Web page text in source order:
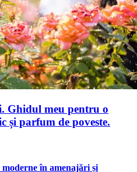
Ghidul meu pentru o
și parfum de poveste.
în amenajări și